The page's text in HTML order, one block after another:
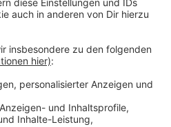
mit unserem kostenlosen
Ob Nachrichten,
neuesten Aktionen - wir
dich.
anmelden